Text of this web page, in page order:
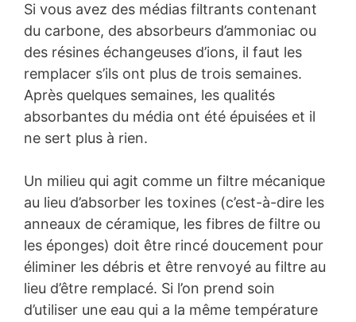
Si vous avez des médias filtrants contenant
du carbone, des absorbeurs d’ammoniac ou
des résines échangeuses d’ions, il faut les
remplacer s’ils ont plus de trois semaines.
Après quelques semaines, les qualités
absorbantes du média ont été épuisées et il
ne sert plus à rien.
Un milieu qui agit comme un filtre mécanique
au lieu d’absorber les toxines (c’est-à-dire les
anneaux de céramique, les fibres de filtre ou
les éponges) doit être rincé doucement pour
éliminer les débris et être renvoyé au filtre au
lieu d’être remplacé. Si l’on prend soin
d’utiliser une eau qui a la même température